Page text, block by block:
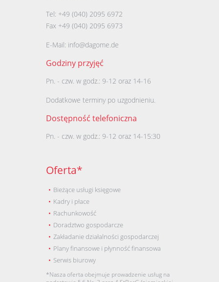
Tel: +49 (040) 2095 6972
Fax +49 (040) 2095 6973
E-Mail: info@dagome.de
Godziny przyjęć
Pn. - czw. w godz.: 9-12 oraz 14-16
Dodatkowe terminy po uzgodnieniu.
Dostępność telefoniczna
Pn. - czw. w godz.: 9-12 oraz 14-15:30
Oferta*
Bieżące usługi księgowe
Kadry i płace
Rachunkowość
Doradztwo gospodarcze
Zakładanie działalności gospodarczej
Plany finansowe i płynność finansowa
Serwis biurowy
*Nasza oferta obejmuje prowadzenie usług na